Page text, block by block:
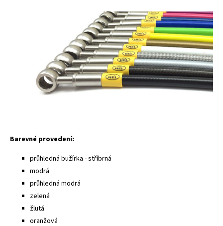
Barevné provedení:
průhledná bužírka - stříbrná
modrá
průhledná modrá
zelená
žlutá
oranžová